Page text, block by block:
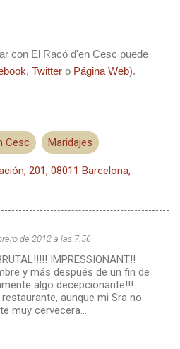
con El Racó d'en Cesc puede
, Twitter o Página Web).
Cesc Maridajes
201, 08011 Barcelona,
de 2012 a las 7:56
IMPRESSIONANT!!
y más después de un fin de
algo decepcionante!!!
aunque mi Sra no
muy cervecera...